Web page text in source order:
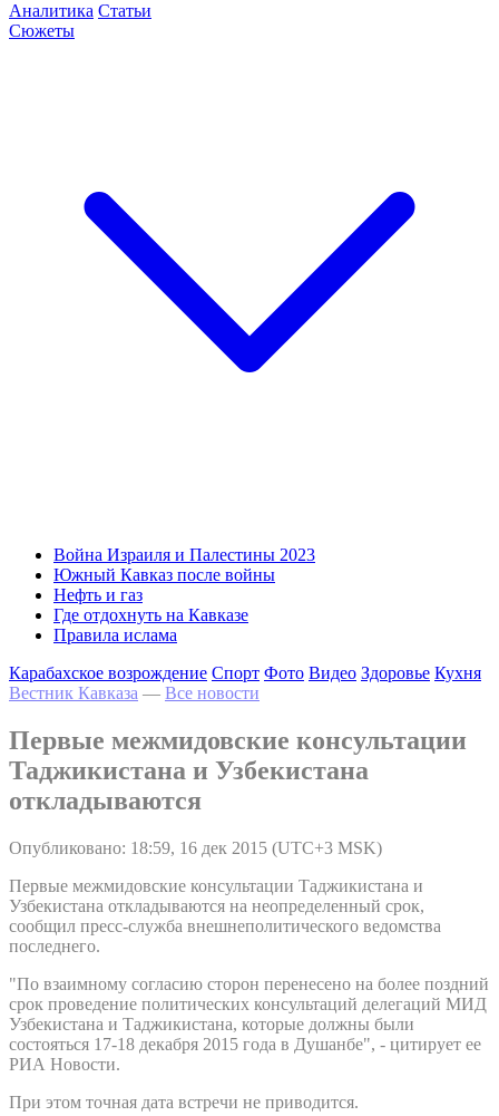
Аналитика Статьи
Сюжеты
Война Израиля и Палестины 2023
Южный Кавказ после войны
Нефть и газ
Где отдохнуть на Кавказе
Правила ислама
Карабахское возрождение Спорт Фото Видео Здоровье Кухня
Вестник Кавказа — Все новости
Первые межмидовские консультации
Таджикистана и Узбекистана
откладываются
Опубликовано: 18:59, 16 дек 2015 (UTC+3 MSK)
Первые межмидовские консультации Таджикистана и
Узбекистана откладываются на неопределенный срок,
сообщил пресс-служба внешнеполитического ведомства
последнего.
"По взаимному согласию сторон перенесено на более поздний
срок проведение политических консультаций делегаций МИД
Узбекистана и Таджикистана, которые должны были
состояться 17-18 декабря 2015 года в Душанбе", - цитирует ее
РИА Новости.
При этом точная дата встречи не приводится.